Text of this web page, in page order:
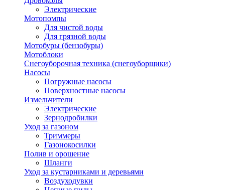
Электрические
Мотопомпы
Для чистой воды
Для грязной воды
Мотобуры (бензобуры)
Мотоблоки
Снегоуборочная техника (снегоуборщики)
Насосы
Погружные насосы
Поверхностные насосы
Измельчители
Электрические
Зернодробилки
Уход за газоном
Триммеры
Газонокосилки
Полив и орошение
Шланги
Уход за кустарниками и деревьями
Воздуходувки